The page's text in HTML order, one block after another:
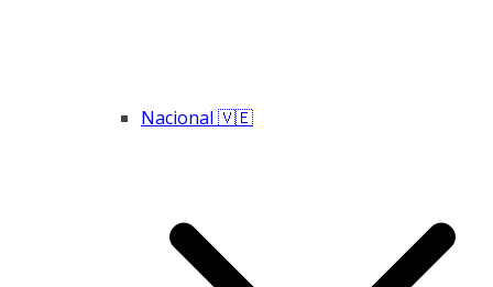
Nacional 🇻🇪